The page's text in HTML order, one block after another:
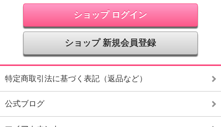
ショップ ログイン
ショップ 新規会員登録
特定商取引法に基づく表記（返品など）
公式ブログ